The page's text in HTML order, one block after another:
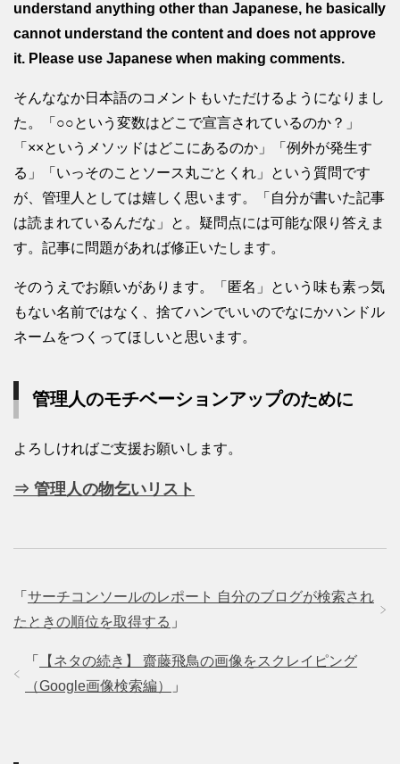
understand anything other than Japanese, he basically
cannot understand the content and does not approve
it. Please use Japanese when making comments.
そんななか日本語のコメントもいただけるようになりまし
た。「○○という変数はどこで宣言されているのか？」
「××というメソッドはどこにあるのか」「例外が発生す
る」「いっそのことソース丸ごとくれ」という質問です
が、管理人としては嬉しく思います。「自分が書いた記事
は読まれているんだな」と。疑問点には可能な限り答えま
す。記事に問題があれば修正いたします。
そのうえでお願いがあります。「匿名」という味も素っ気
もない名前ではなく、捨てハンでいいのでなにかハンドル
ネームをつくってほしいと思います。
管理人のモチベーションアップのために
よろしければご支援お願いします。
⇒ 管理人の物乞いリスト
「 サーチコンソールのレポート 自分のブログが検索され
たときの順位を取得する 」
「
【ネタの続き】 齋藤飛鳥の画像をスクレイピング
（Google画像検索編）
」